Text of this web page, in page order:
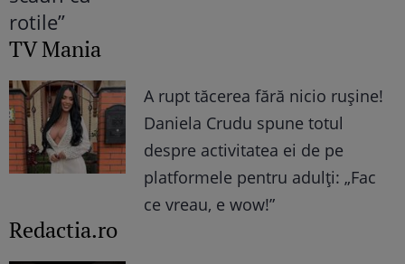
TV Mania
A rupt tăcerea fără nicio rușine!
Daniela Crudu spune totul
despre activitatea ei de pe
platformele pentru adulți: „Fac
ce vreau, e wow!”
Redactia.ro